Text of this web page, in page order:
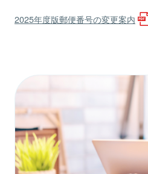
2025年度版郵便番号の変更案内